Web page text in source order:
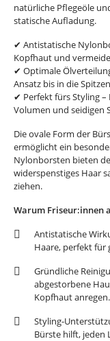
natürliche Pflegeöle
statische Aufladung.
✔ Antistatische
Kopfhaut und
✔ Optimale
Ansatz bis in die
✔ Perfekt fürs Styling
Volumen und seidigen
Die ovale Form der
ermöglicht ein
Nylonborsten bieten
widerspenstiges Haar
ziehen.
Warum Friseur:innen
Antistatische
Haare, perfekt für
Gründliche
abgestorbene
Kopfhaut anregen.
Styling-
Bürste hilft, jeden